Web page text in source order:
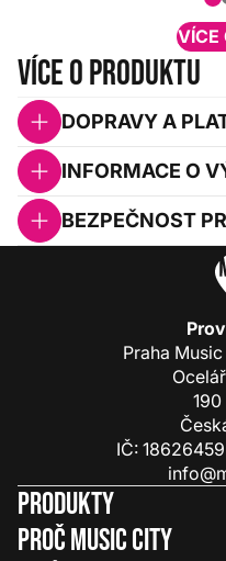
VÍCE
Více o produktu
DOPRAVY A
INFORMACE O
BEZPEČNOST
Praha
IČ:
Produkty
Proč Music City